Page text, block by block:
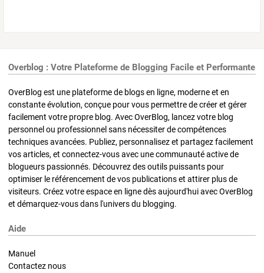
Overblog : Votre Plateforme de Blogging Facile et Performante
OverBlog est une plateforme de blogs en ligne, moderne et en
constante évolution, conçue pour vous permettre de créer et gérer
facilement votre propre blog. Avec OverBlog, lancez votre blog
personnel ou professionnel sans nécessiter de compétences
techniques avancées. Publiez, personnalisez et partagez facilement
vos articles, et connectez-vous avec une communauté active de
blogueurs passionnés. Découvrez des outils puissants pour
optimiser le référencement de vos publications et attirer plus de
visiteurs. Créez votre espace en ligne dès aujourd'hui avec OverBlog
et démarquez-vous dans l'univers du blogging.
Aide
Manuel
Contactez nous